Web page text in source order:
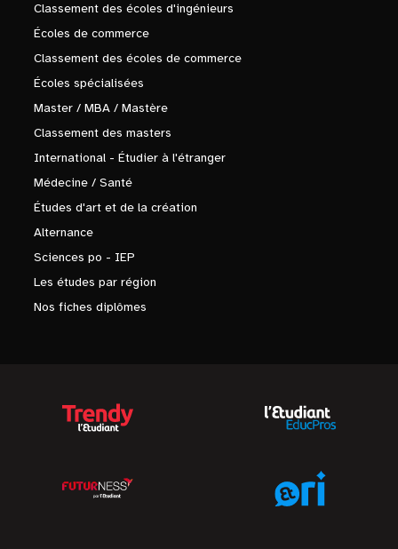
Classement des écoles d'ingénieurs
Écoles de commerce
Classement des écoles de commerce
Écoles spécialisées
Master / MBA / Mastère
Classement des masters
International - Étudier à l'étranger
Médecine / Santé
Études d'art et de la création
Alternance
Sciences po - IEP
Les études par région
Nos fiches diplômes